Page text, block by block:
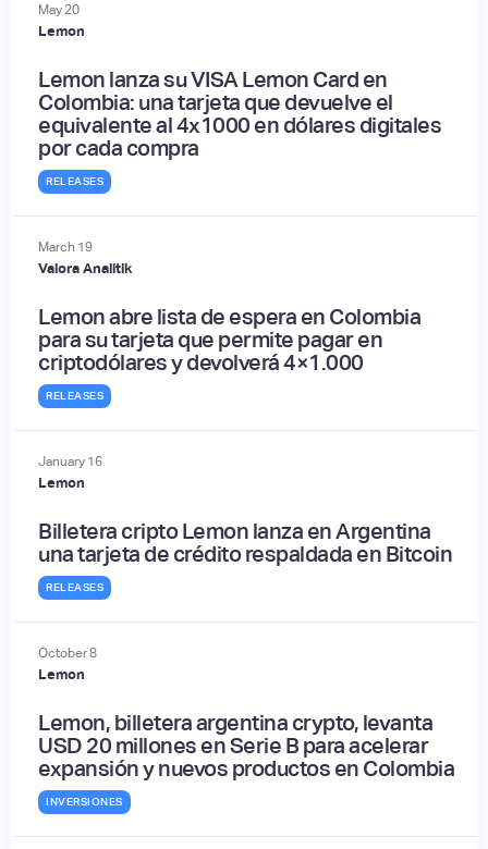
May 20
Lemon
Lemon lanza su VISA Lemon Card en
Colombia: una tarjeta que devuelve el
equivalente al 4x1000 en dólares digitales
por cada compra
RELEASES
March 19
Valora Analitik
Lemon abre lista de espera en Colombia
para su tarjeta que permite pagar en
criptodólares y devolverá 4×1.000
RELEASES
January 16
Lemon
Billetera cripto Lemon lanza en Argentina
una tarjeta de crédito respaldada en Bitcoin
RELEASES
October8
Lemon
Lemon, billetera argentina crypto, levanta
USD 20 millones en Serie B para acelerar
expansión y nuevos productos en Colombia
INVERSIONES